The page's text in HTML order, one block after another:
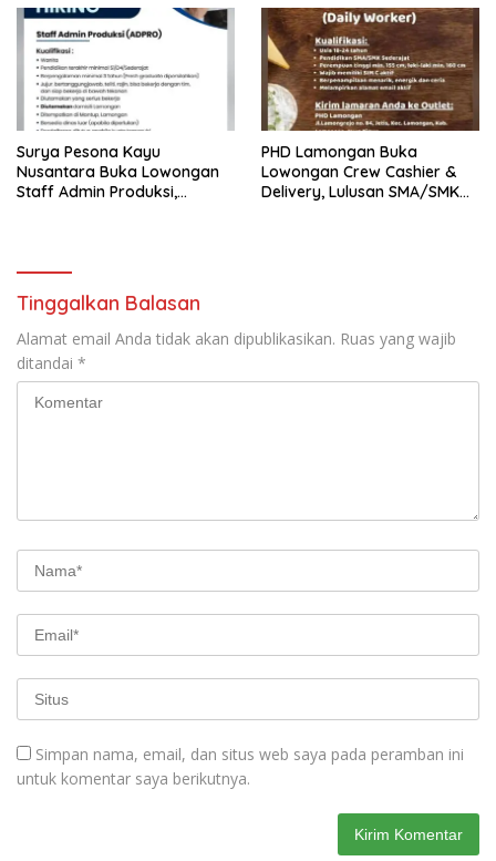
Surya Pesona Kayu
Nusantara Buka Lowongan
Staff Admin Produksi,
PHD Lamongan Buka
Lowongan Crew Cashier &
Delivery, Lulusan SMA/SMK
Tinggalkan Balasan
Alamat email Anda tidak akan dipublikasikan. Ruas yang wajib
ditandai *
Simpan nama, email, dan situs web saya pada peramban ini
untuk komentar saya berikutnya.